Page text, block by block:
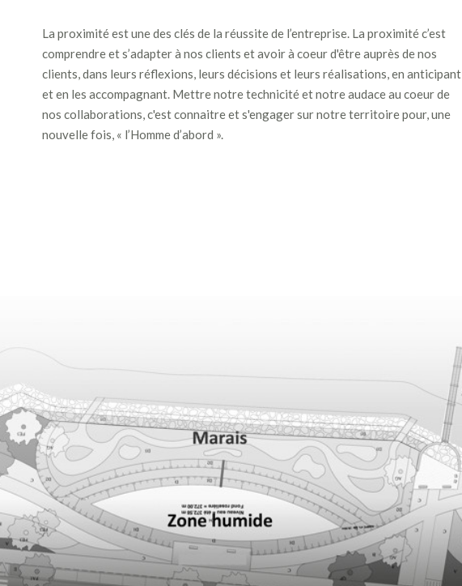
La proximité est une des clés de la réussite de l’entreprise. La proximité c’est
comprendre et s’adapter à nos clients et avoir à coeur d'être auprès de nos
clients, dans leurs réflexions, leurs décisions et leurs réalisations, en anticipant
et en les accompagnant. Mettre notre technicité et notre audace au coeur de
nos collaborations, c'est connaitre et s'engager sur notre territoire pour, une
nouvelle fois, « l’Homme d’abord ».